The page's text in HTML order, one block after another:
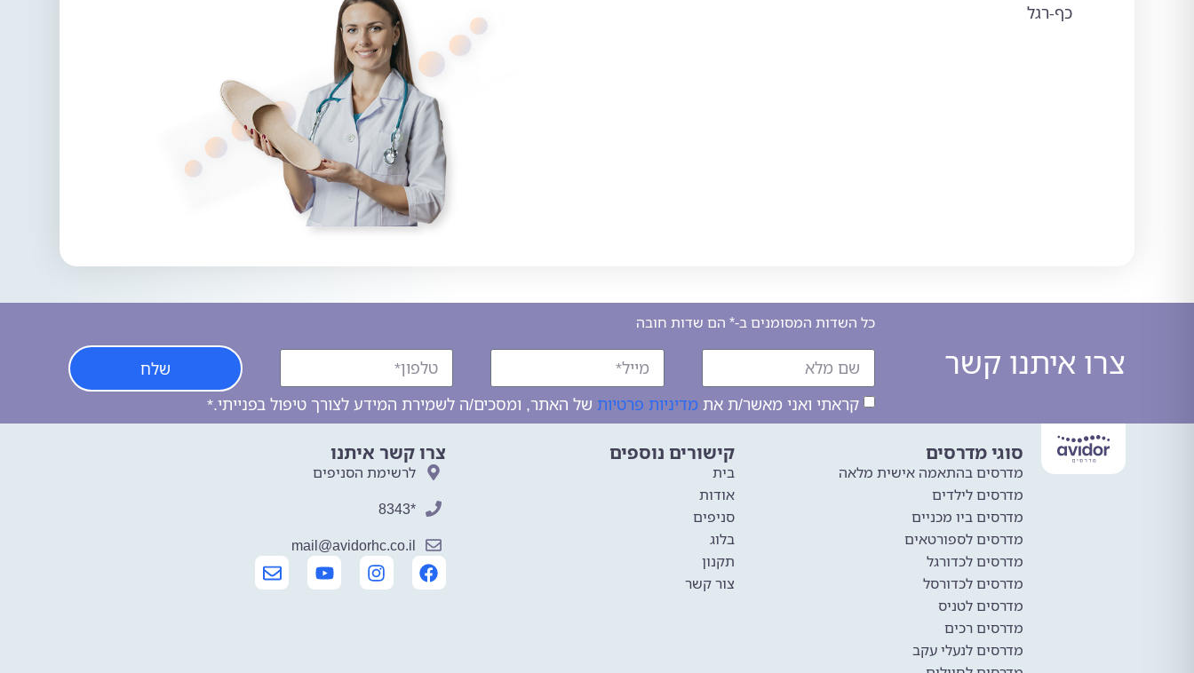
כף-רגל
צרו איתנו קשר
כל השדות המסומנים ב-* הם שדות חובה
קראתי ואני מאשר/ת את מדיניות פרטיות של האתר, ומסכים/ה לשמירת המידע לצורך טיפול בפנייתי.*
שלח
סוגי מדרסים
מדרסים בהתאמה אישית מלאה
מדרסים לילדים
מדרסים ביו מכניים
מדרסים לספורטאים
מדרסים לכדורגל
מדרסים לכדורסל
מדרסים לטניס
מדרסים רכים
מדרסים לנעלי עקב
קישורים נוספים
בית
אודות
סניפים
בלוג
תקנון
צור קשר
צרו קשר איתנו
לרשימת הסניפים
*8343
mail@avidorhc.co.il